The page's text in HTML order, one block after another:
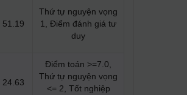
51.19
Thứ tự nguyện vọng
1, Điểm đánh giá tư
duy
24.63
Điểm toán >=7.0,
Thứ tự nguyện vọng
<= 2, Tốt nghiệp